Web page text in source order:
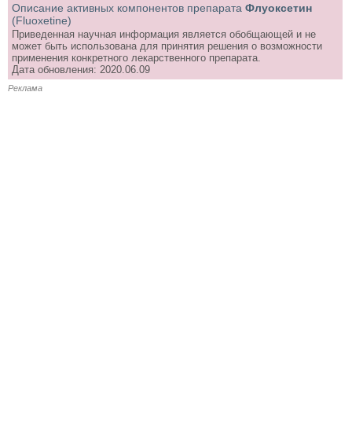
Описание активных компонентов препарата Флуоксетин
(Fluoxetine)
Приведенная научная информация является обобщающей и не
может быть использована для принятия решения о возможности
применения конкретного лекарственного препарата.
Дата обновления: 2020.06.09
Реклама